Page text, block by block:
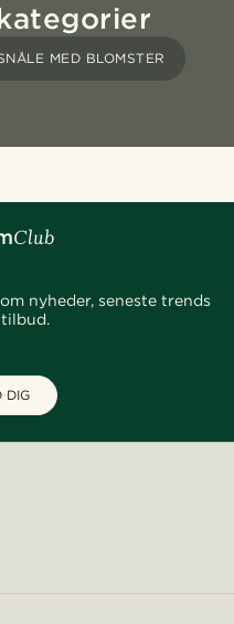
MED BLOMSTER
nyheder, seneste trends
DIG